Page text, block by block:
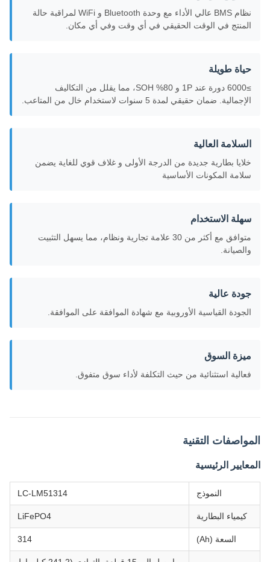
نظام BMS عالي الأداء مع وحدة Bluetooth و WiFi لمراقبة حالة
المنتج في الوقت الحقيقي في أي وقت وفي أي مكان.
حياة طويلة
≥6000 دورة عند 1P و 80% SOH، مما يقلل من التكاليف
الإجمالية. ضمان حقيقي لمدة 5 سنوات لاستخدام خال من المتاعب.
السلامة العالية
خلايا بطارية جديدة من الدرجة الأولى و غلاف قوي للغاية يضمن
سلامة المكونات الأساسية
سهلة الاستخدام
متوافق مع أكثر من 30 علامة تجارية ونظام، مما يسهل التثبيت
والصيانة.
جودة عالية
الجودة القياسية الأوروبية مع شهادة الموافقة على الموافقة.
ميزة السوق
فعالية استثنائية من حيث التكلفة لأداء سوق متفوق.
المواصفات التقنية
المعايير الرئيسية
النموذج LC-LM51314
كيمياء البطارية LiFePO4
السعة (Ah) 314